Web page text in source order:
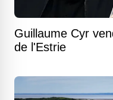
Guillaume Cyr
de l'Estrie